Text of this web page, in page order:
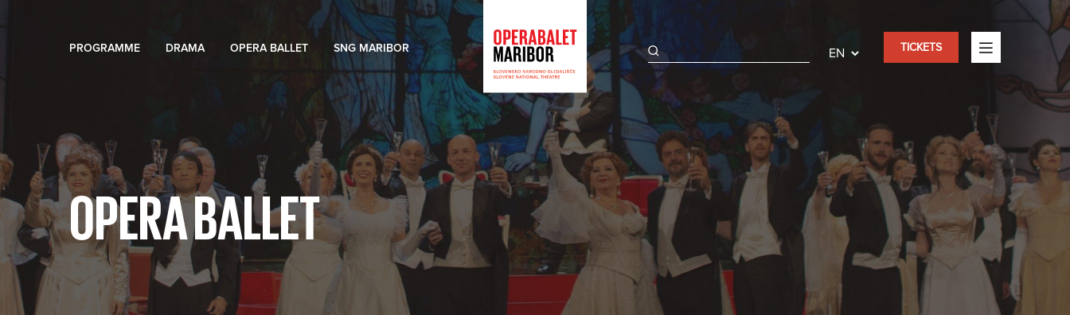
PROGRAMME DRAMA OPERA BALLET SNG MARIBOR TICKETS
OPERA BALLET